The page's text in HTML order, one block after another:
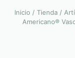
Inicio / Tienda /
Americano®